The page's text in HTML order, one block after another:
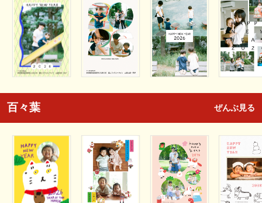
百々葉 ぜんぶ見る